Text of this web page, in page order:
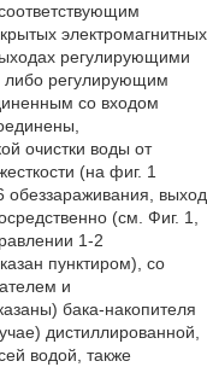
электромагнитных
регулирующими
либо регулирующим
со входом
очистки воды от
(на фиг. 1
обеззараживания, выход
(см. Фиг. 1,
1-2
пунктиром), со
и
бака-накопителя
дистиллированной,
водой, также